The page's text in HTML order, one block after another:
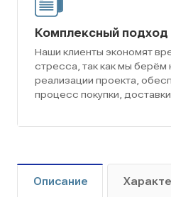
Комплексный подход
Наши клиенты экономят
стресса, так как мы берём
реализации проекта,
процесс покупки,
Описание